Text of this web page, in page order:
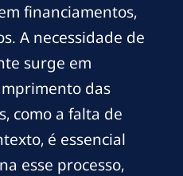
financiamentos,
A necessidade de
surge em
das
como a falta de
é essencial
esse processo,